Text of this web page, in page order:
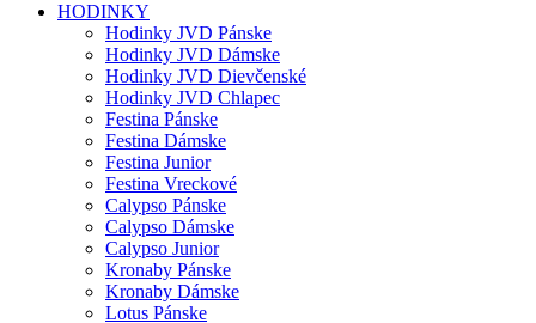
HODINKY
Hodinky JVD Pánske
Hodinky JVD Dámske
Hodinky JVD Dievčenské
Hodinky JVD Chlapec
Festina Pánske
Festina Dámske
Festina Junior
Festina Vreckové
Calypso Pánske
Calypso Dámske
Calypso Junior
Kronaby Pánske
Kronaby Dámske
Lotus Pánske